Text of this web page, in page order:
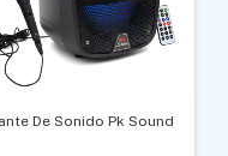
De Sonido Pk Sound